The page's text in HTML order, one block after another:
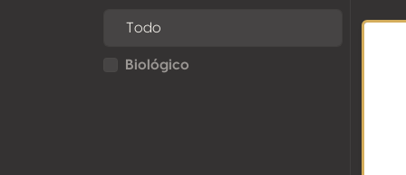
Biológico